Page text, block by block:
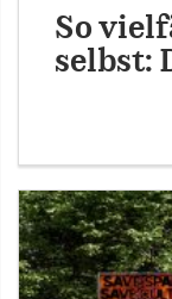
So
selbst: